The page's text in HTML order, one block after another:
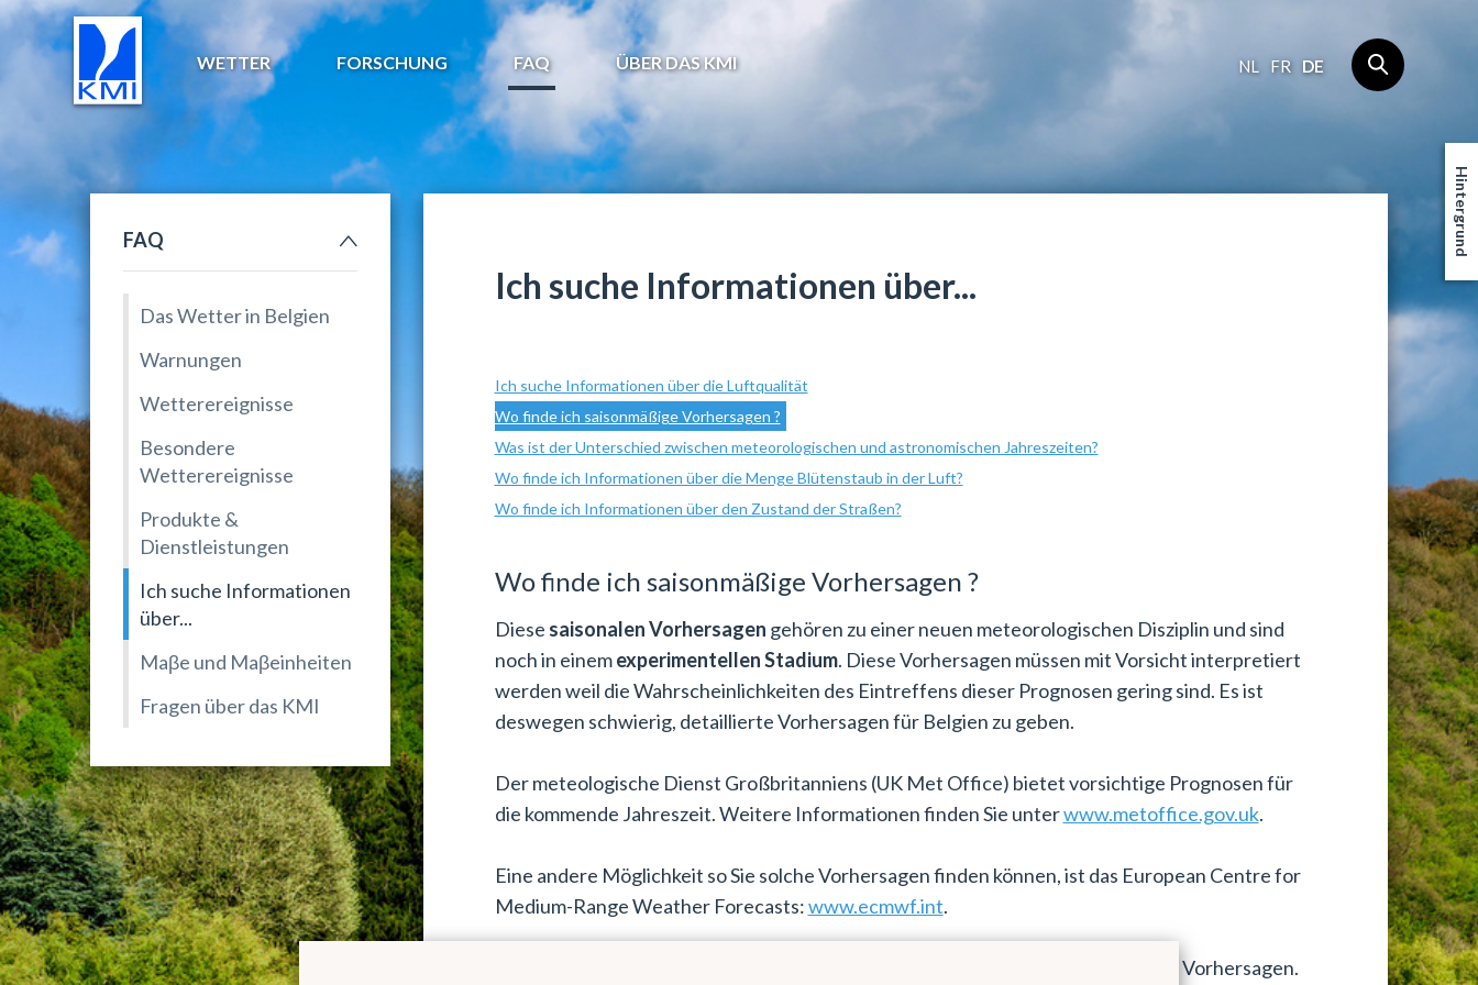
WETTER FORSCHUNG FAQ ÜBER DAS KMI NL FR DE
FAQ
Das Wetter in Belgien
Warnungen
Wetterereignisse
Besondere
Wetterereignisse
Produkte &
Dienstleistungen
Ich suche Informationen
über...
Maβe und Maβeinheiten
Fragen über das KMI
Ich suche Informationen über...
Ich suche Informationen über die Luftqualität
Wo finde ich saisonmäßige Vorhersagen ?
Was ist der Unterschied zwischen meteorologischen und astronomischen Jahreszeiten?
Wo finde ich Informationen über die Menge Blütenstaub in der Luft?
Wo finde ich Informationen über den Zustand der Straßen?
Wo finde ich saisonmäßige Vorhersagen ?
Diese saisonalen Vorhersagen gehören zu einer neuen meteorologischen Disziplin und sind
noch in einemexperimentellen Stadium. Diese Vorhersagen müssen mit Vorsicht interpretiert
werden weil die Wahrscheinlichkeiten des Eintreffens dieser Prognosen gering sind. Es ist
deswegen schwierig, detaillierte Vorhersagen für Belgien zu geben.
Der meteologische Dienst Großbritanniens (UK Met Office) bietet vorsichtige Prognosen für
die kommende Jahreszeit. Weitere Informationen finden Sie unterwww.metoffice.gov.uk.
Eine andere Möglichkeit so Sie solche Vorhersagen finden können, ist das European Centre for
Medium-Range Weather Forecasts:www.ecmwf.int.
Zuverlässige Prognosen, für bis zu 5 Tage im Voraus, finden Sie in unserer Rubrik Vorhersagen.
Hintergrund